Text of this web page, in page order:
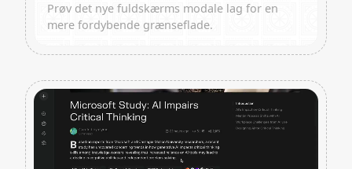
Prøv det nye fuldskærms modale lag for en
mere fordybende grænseflade.